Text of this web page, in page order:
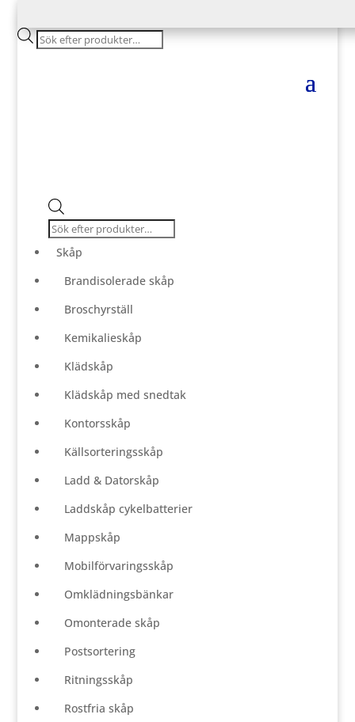
Products
search
search
Skåp
Brandisolerade skåp
Broschyrställ
Kemikalieskåp
Klädskåp
Klädskåp med snedtak
Kontorsskåp
Källsorteringsskåp
Ladd & Datorskåp
Laddskåp cykelbatterier
Mappskåp
Mobilförvaringsskåp
Omklädningsbänkar
Omonterade skåp
Postsortering
Ritningsskåp
Rostfria skåp